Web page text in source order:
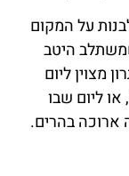
על המקום
היטב
מצוין ליום
ליום שבו
בהרים.